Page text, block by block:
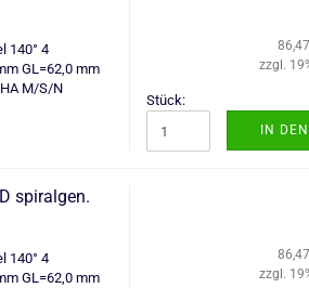
140° 4
GL=62,0 mm
M/S/N
zzgl.
Stück:
IN
spiralgen.
140° 4
GL=62,0 mm
zzgl.